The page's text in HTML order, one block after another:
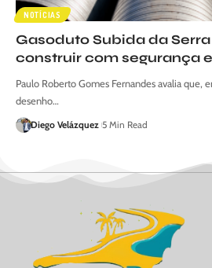
NOTÍCIAS
Gasoduto Subida da
construir com segurança
Paulo Roberto Gomes Fernandes avalia que,
desenho…
Diego Velázquez 5 Min Read